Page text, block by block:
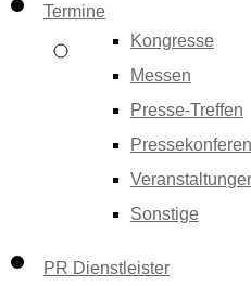
Termine
Kongresse
Messen
Presse-Treffen
Sonstige
PR Dienstleister